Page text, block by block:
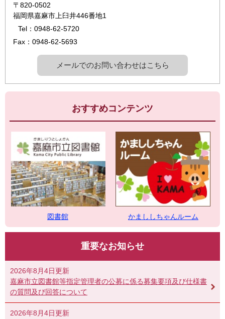
〒820-0502
福岡県嘉麻市上臼井446番地1
Tel：0948-62-5720
Fax：0948-62-5693
メールでのお問い合わせはこちら
おすすめコンテンツ
図書館 かまししちゃんルーム
重要なお知らせ
2026年8月4日更新
嘉麻市立図書館等指定管理者の公募に係る募集要項及び仕様書
の質問及び回答について
2026年8月4日更新